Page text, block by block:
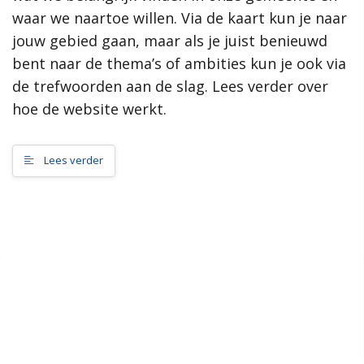
samenleving, dan werkt de gemeente Scherpenzeel graag mee
aan jouw initiatief!”
Meer informatie
Wat is de omgevingsvisie?
Relatie met andere omgevingsvisies
waar we naartoe willen. Via de kaart kun je naar
jouw gebied gaan, maar als je juist benieuwd
bent naar de thema’s of ambities kun je ook via
de trefwoorden aan de slag. Lees verder over
hoe de website werkt.
Lees verder